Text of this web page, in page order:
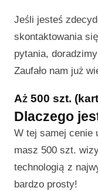
Jeśli jesteś
skontaktowania
pytania,
Zaufało nam już
Aż 500 szt.
Dlaczego
W tej samej cenie
masz 500 szt.
technologią z
bardzo prosty!